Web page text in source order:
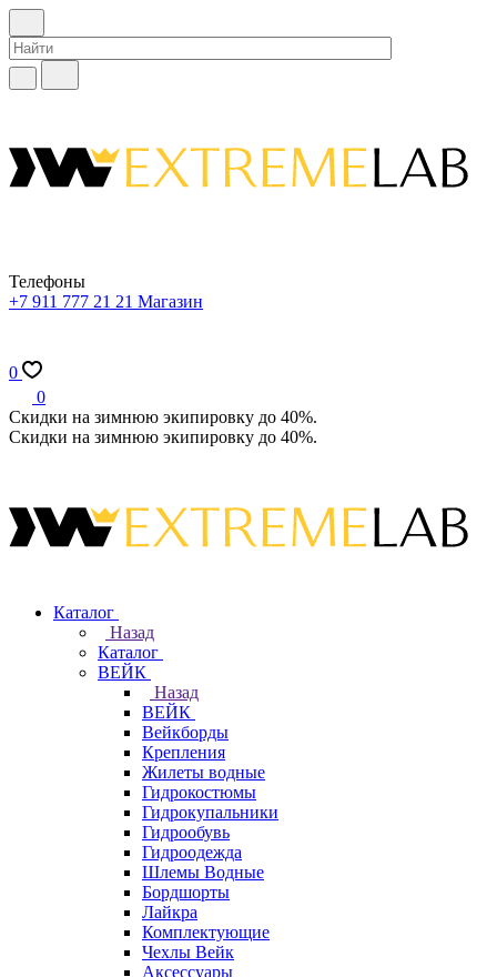
Телефоны
+7 911 777 21 21 Магазин
0
0
Скидки на зимнюю экипировку до 40%.
Скидки на зимнюю экипировку до 40%.
Каталог
Назад
Каталог
ВЕЙК
Назад
ВЕЙК
Вейкборды
Крепления
Жилеты водные
Гидрокостюмы
Гидрокупальники
Гидрообувь
Гидроодежда
Шлемы Водные
Бордшорты
Лайкра
Комплектующие
Чехлы Вейк
Аксессуары